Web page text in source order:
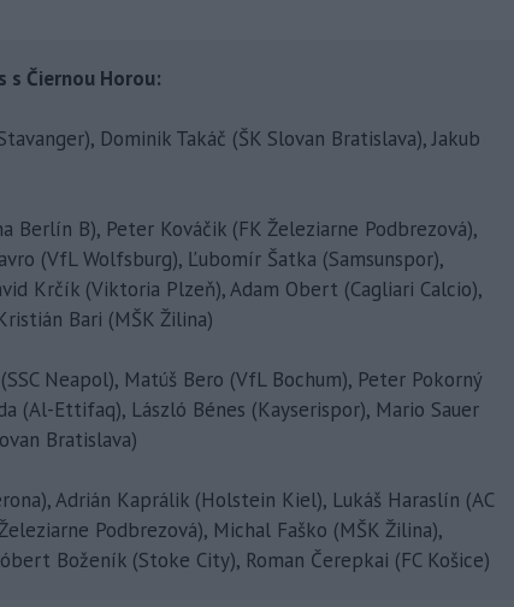
s Čiernou Horou:
Dominik Takáč (ŠK Slovan Bratislava), Jakub
Berlín B), Peter Kováčik (FK Železiarne Podbrezová),
(VfL Wolfsburg), Ľubomír Šatka (Samsunspor),
Krčík (Viktoria Plzeň), Adam Obert (Cagliari Calcio),
Bari (MŠK Žilina)
Neapol), Matúš Bero (VfL Bochum), Peter Pokorný
(Al-Ettifaq), László Bénes (Kayserispor), Mario Sauer
Bratislava)
Adrián Kaprálik (Holstein Kiel), Lukáš Haraslín (AC
Podbrezová), Michal Faško (MŠK Žilina),
Boženík (Stoke City), Roman Čerepkai (FC Košice)